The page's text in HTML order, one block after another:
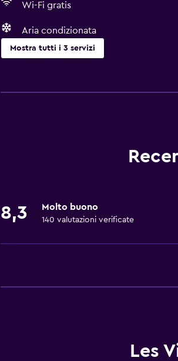
Wi-Fi gratis
Aria condizionata
Mostra tutti i 3 servizi
Wi-Fi gratis
8,3 Molto buono
140 valutazioni verificate
Les